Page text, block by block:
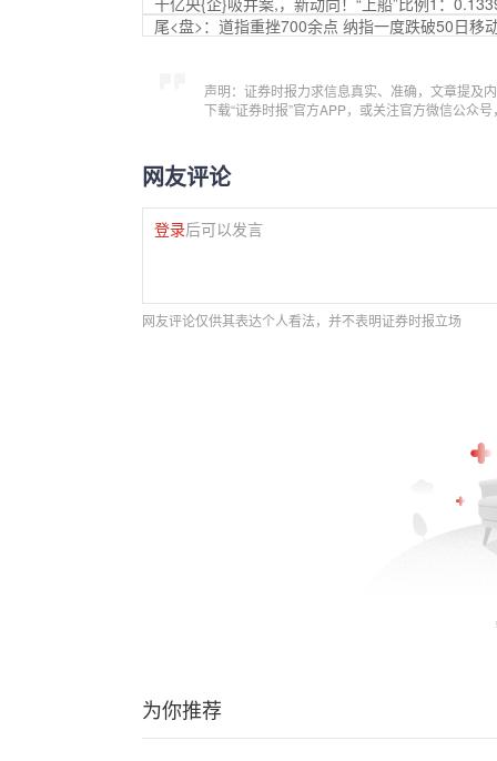
尾<盘>：道指重挫700余点 纳指一度跌破50日移
声明：证券时报力求信息真实、准确，文章提及
下载“证券时报”官方APP，或关注官方微信公众
网友评论
登录后可以发言
网友评论仅供其表达个人看法，并不表明证券时报立场
为你推荐